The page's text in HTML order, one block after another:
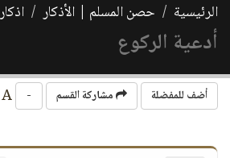
الرئيسية حصن المسلم | الأذكار
أدعية الركوع
أضف للمفضلة مشاركة القسم -